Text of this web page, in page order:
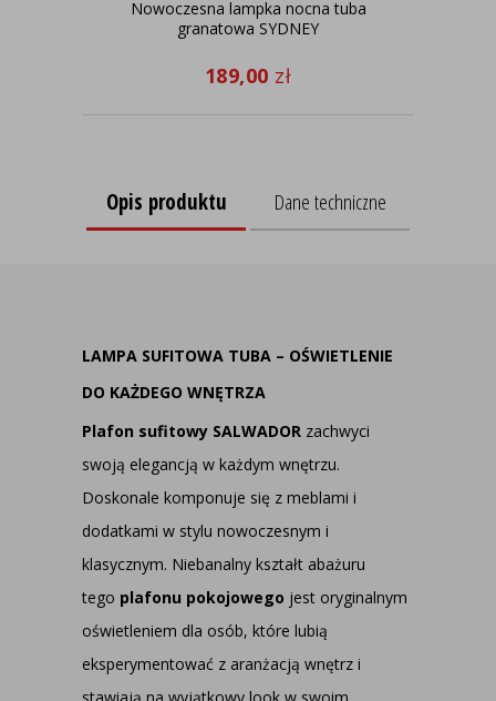
Nowoczesna lampka nocna tuba
granatowa SYDNEY
189,00 zł
Opis produktu Dane techniczne
LAMPA SUFITOWA TUBA – OŚWIETLENIE
DO KAŻDEGO WNĘTRZA
Plafon sufitowy SALWADOR zachwyci
swoją elegancją w każdym wnętrzu.
Doskonale komponuje się z meblami i
dodatkami w stylu nowoczesnym i
klasycznym. Niebanalny kształt abażuru
tego plafonu pokojowego jest oryginalnym
oświetleniem dla osób, które lubią
eksperymentować z aranżacją wnętrz i